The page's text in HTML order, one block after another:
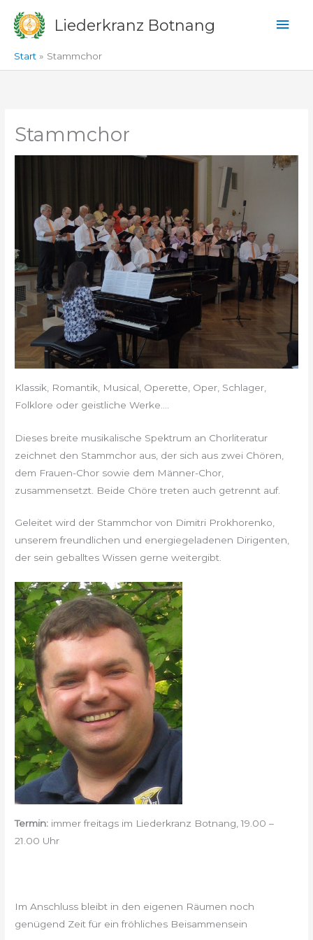
Inhalt
springen
Liederkranz Botnang
Start Stammchor
Stammchor
Klassik, Romantik, Musical, Operette, Oper, Schlager,
Folklore oder geistliche Werke….
Dieses breite musikalische Spektrum an Chorliteratur
zeichnet den Stammchor aus, der sich aus zwei Chören,
dem Frauen-Chor sowie dem Männer-Chor,
zusammensetzt. Beide Chöre treten auch getrennt auf.
Geleitet wird der Stammchor von Dimitri Prokhorenko,
unserem freundlichen und energiegeladenen Dirigenten,
der sein geballtes Wissen gerne weitergibt.
Termin: immer freitags im Liederkranz Botnang, 19.00 –
21.00 Uhr
Im Anschluss bleibt in den eigenen Räumen noch
genügend Zeit für ein fröhliches Beisammensein